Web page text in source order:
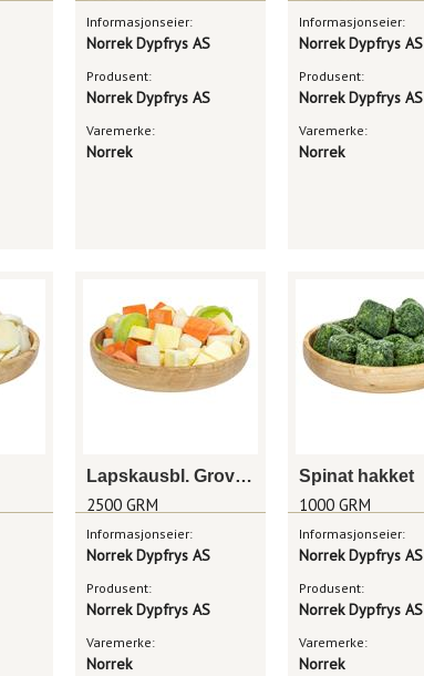
Informasjonseier:
Norrek Dypfrys AS
Produsent:
Norrek Dypfrys AS
Varemerke:
Norrek
Informasjonseier:
Norrek Dypfrys AS
Produsent:
Norrek Dypfrys AS
Varemerke:
Norrek
Lapskausbl. Grovkutt
2500 GRM
Informasjonseier:
Norrek Dypfrys AS
Produsent:
Norrek Dypfrys AS
Varemerke:
Norrek
Spinat hakket
1000 GRM
Informasjonseier:
Norrek Dypfrys AS
Produsent:
Norrek Dypfrys AS
Varemerke:
Norrek